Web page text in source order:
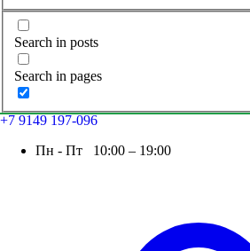
Search in posts
Search in pages
+7 9149 197-096
Пн - Пт 10:00 – 19:00